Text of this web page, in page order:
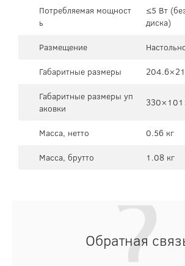
Потребляемая мощност
ь
≤5 Вт
диска)
Размещение
Габаритные размеры
Габаритные размеры уп
аковки
Масса, нетто
0.56 кг
Масса, брутто
1.08 кг
Обратная